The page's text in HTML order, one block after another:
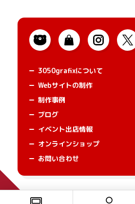
3050grafixについて
Webサイトの制作
制作事例
ブログ
イベント出店情報
オンラインショップ
お問い合わせ